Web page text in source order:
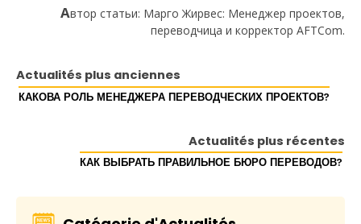
Автор статьи: Марго Жирвес: Менеджер проектов,
переводчица и корректор AFTCom.
Actualités plus anciennes
КАКОВА РОЛЬ МЕНЕДЖЕРА ПЕРЕВОДЧЕСКИХ ПРОЕКТОВ?
Actualités plus récentes
КАК ВЫБРАТЬ ПРАВИЛЬНОЕ БЮРО ПЕРЕВОДОВ?